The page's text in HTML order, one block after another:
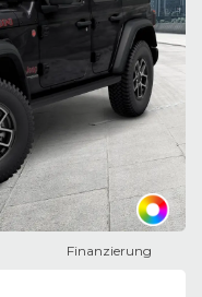
Finanzierung